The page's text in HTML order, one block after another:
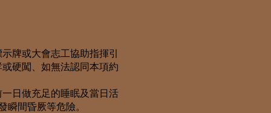
牌或大會志工協助指揮引
硬闖、如無法認同本項約
日做充足的睡眠及當日活
瞬間昏厥等危險。